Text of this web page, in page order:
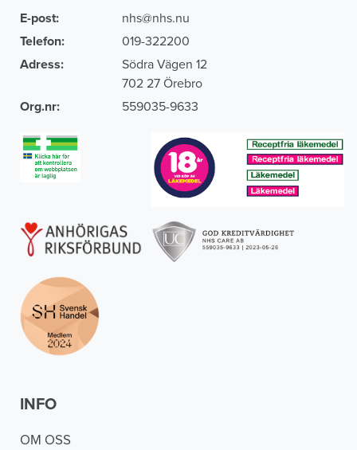
E-post:
nhs@nhs.nu
Telefon:
019-322200
Adress:
Södra Vägen 12
702 27 Örebro
Org.nr:
559035-9633
INFO
OM OSS